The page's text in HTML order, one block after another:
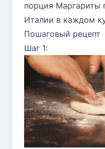
порция Маргариты
Италии в каждом
Пошаговый рецепт
Шаг 1: